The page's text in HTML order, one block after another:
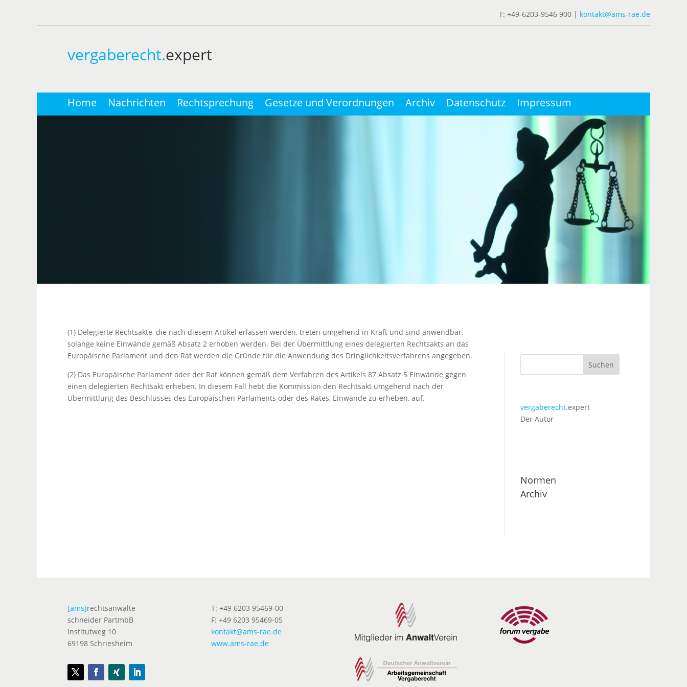
T: +49-6203-9546 900 | kontakt@ams-rae.de
vergaberecht.expert
Home Nachrichten Rechtsprechung Gesetze und Verordnungen Archiv Datenschutz Impressum
(1) Delegierte Rechtsakte, die nach diesem Artikel erlassen werden, treten umgehend in Kraft und sind anwendbar,
solange keine Einwände gemäß Absatz 2 erhoben werden. Bei der Übermittlung eines delegierten Rechtsakts an das
Europäische Parlament und den Rat werden die Gründe für die Anwendung des Dringlichkeitsverfahrens angegeben.
(2) Das Europäische Parlament oder der Rat können gemäß dem Verfahren des Artikels 87 Absatz 5 Einwände gegen
einen delegierten Rechtsakt erheben. In diesem Fall hebt die Kommission den Rechtsakt umgehend nach der
Übermittlung des Beschlusses des Europäischen Parlaments oder des Rates, Einwände zu erheben, auf.
Suchen
vergaberecht.expert
Der Autor
Normen
Archiv
[ams]rechtsanwälte
schneider PartmbB
Institutweg 10
69198 Schriesheim
T: +49 6203 95469-00
F: +49 6203 95469-05
kontakt@ams-rae.de
www.ams-rae.de